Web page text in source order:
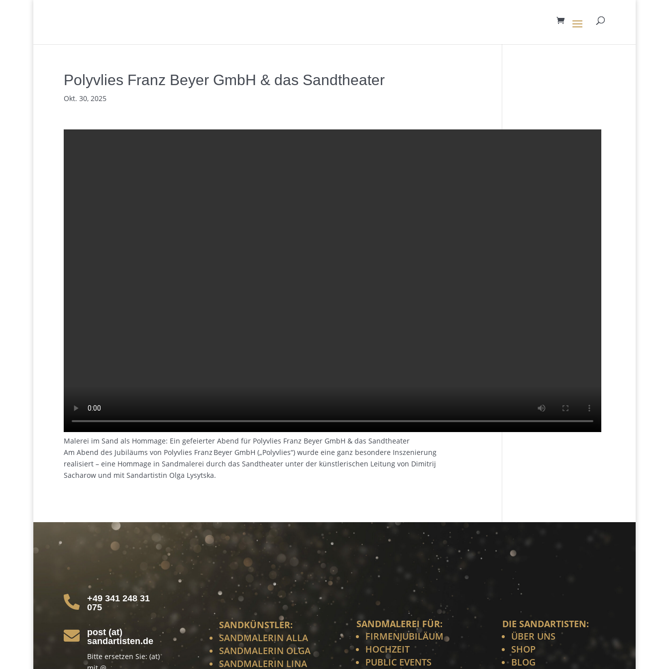
Polyvlies Franz Beyer GmbH & das Sandtheater
Okt. 30, 2025
Malerei im Sand als Hommage: Ein gefeierter Abend für Polyvlies Franz Beyer GmbH & das Sandtheater
Am Abend des Jubiläums von Polyvlies Franz Beyer GmbH („Polyvlies“) wurde eine ganz besondere Inszenierung
realisiert – eine Hommage in Sandmalerei durch das Sandtheater unter der künstlerischen Leitung von Dimitrij
Sacharow und mit Sandartistin Olga Lysytska.

+49 341 248 31
075

post (at)
sandartisten.de
Bitte ersetzen Sie: (at)
SANDKÜNSTLER:
SANDMALERIN ALLA
SANDMALERIN OLGA
SANDMALERIN LINA
SANDMALEREI FÜR:
FIRMENJUBILÄUM
HOCHZEIT
PUBLIC EVENTS
DIE SANDARTISTEN:
ÜBER UNS
SHOP
BLOG